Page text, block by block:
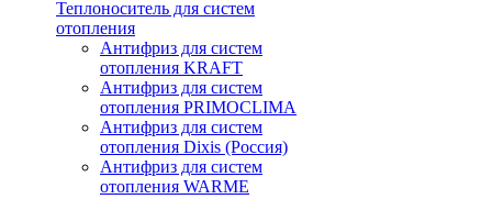
Теплоноситель для систем
отопления
Антифриз для систем
отопления KRAFT
Антифриз для систем
отопления PRIMOCLIMA
Антифриз для систем
отопления Dixis (Россия)
Антифриз для систем
отопления WARME